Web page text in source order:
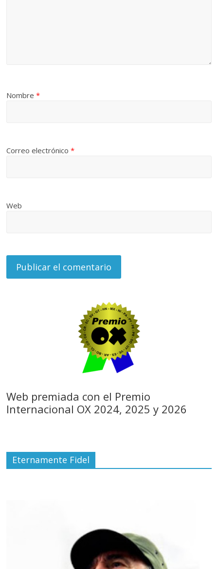
Nombre*
Correo electrónico*
Web
Web premiada con el Premio
Internacional OX 2024, 2025 y 2026
Eternamente Fidel